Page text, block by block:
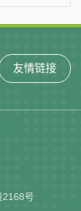
友情链接
2168号